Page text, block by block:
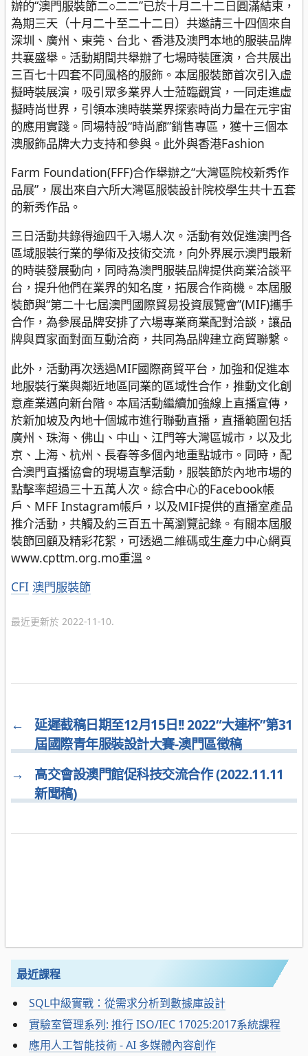
辦的“澳門服裝節二○二二”已於十月二十二日圓滿結束，
為期三天（十月二十至二十二日）共邀請三十四個來自
深圳、廣州、東莞、台北、香港及澳門本地的服裝品牌
共襄盛舉。活動期間共舉辦了七場時裝匯演，合共展出
三百七十四套不同風格的服飾。本屆服裝節首次引入虛
擬時裝展演，吸引眾多業界人士蒞臨觀賞，一同走進虛
擬時尚世界，引領本澳時裝業界探索時尚力量在元宇宙
的應用實踐。同場特設“時尚廊”銷售專區，獲十三個本
澳服飾品牌大力支持和參與。此外與香港Fashion
Farm Foundation(FFF)合作舉辦之“大灣區院校新秀作
品展”，展出來自六所大灣區服裝設計院校學生共十五套
的新秀作品。
三日活動共錄得逾四千入場人次。活動有效促進澳門各
區域服裝行業的學術及技術交流，向外界展示澳門最新
的時裝發展動向，同時為澳門服裝品牌提供商業洽談平
台，提升他們在業界的知名度，拓展合作商機。本屆服
裝節與“第二十七屆澳門國際貿易投資展覽會”(MIF)攜手
合作，為參展品牌安排了六場專業商業配對洽談，讓品
牌與買家面對面互動洽商，共同為品牌建立商貿聯繫。
此外，活動再次透過MIF國際商貿平台，加強和促進本
地服裝行業與鄰近地區同業的區域性合作，推動文化創
意產業邁向新台階。本屆活動繼續加強線上直播宣傳，
於新加坡及內地十個城市進行聯動直播，直播範圍包括
廣州、珠海、佛山、中山、江門等大灣區城市，以及北
京、上海、杭州、長春等多個內地重點城市。同時，配
合澳門直播協會的現場直擊活動，服裝節於內地市場的
點擊率超過三十五萬人次。綜合中心的Facebook帳
戶、MFF Instagram帳戶，以及MIF提供的直播室產品
推介活動，共觸及約三百五十萬瀏覽記錄。有關本屆服
裝節回顧及精彩花絮，可透過二維碼或生產力中心網頁
www.cpttm.org.mo重溫。
分
CFI 澳門服裝節
最近更新於 2022-11-10.
←
延遲截稿日期至12月15日!! 2022“大連杯”第31
屆國際青年服裝設計大賽-澳門區徵稿
→
高交會設澳門館促科技交流合作 (2022.11.11
新聞稿)
最近課程
SQL中級實戰：從需求分析到數據庫設計
實驗室管理系列: 推行 ISO/IEC 17025:2017系統課程
應用人工智能技術 - AI 多媒體內容創作